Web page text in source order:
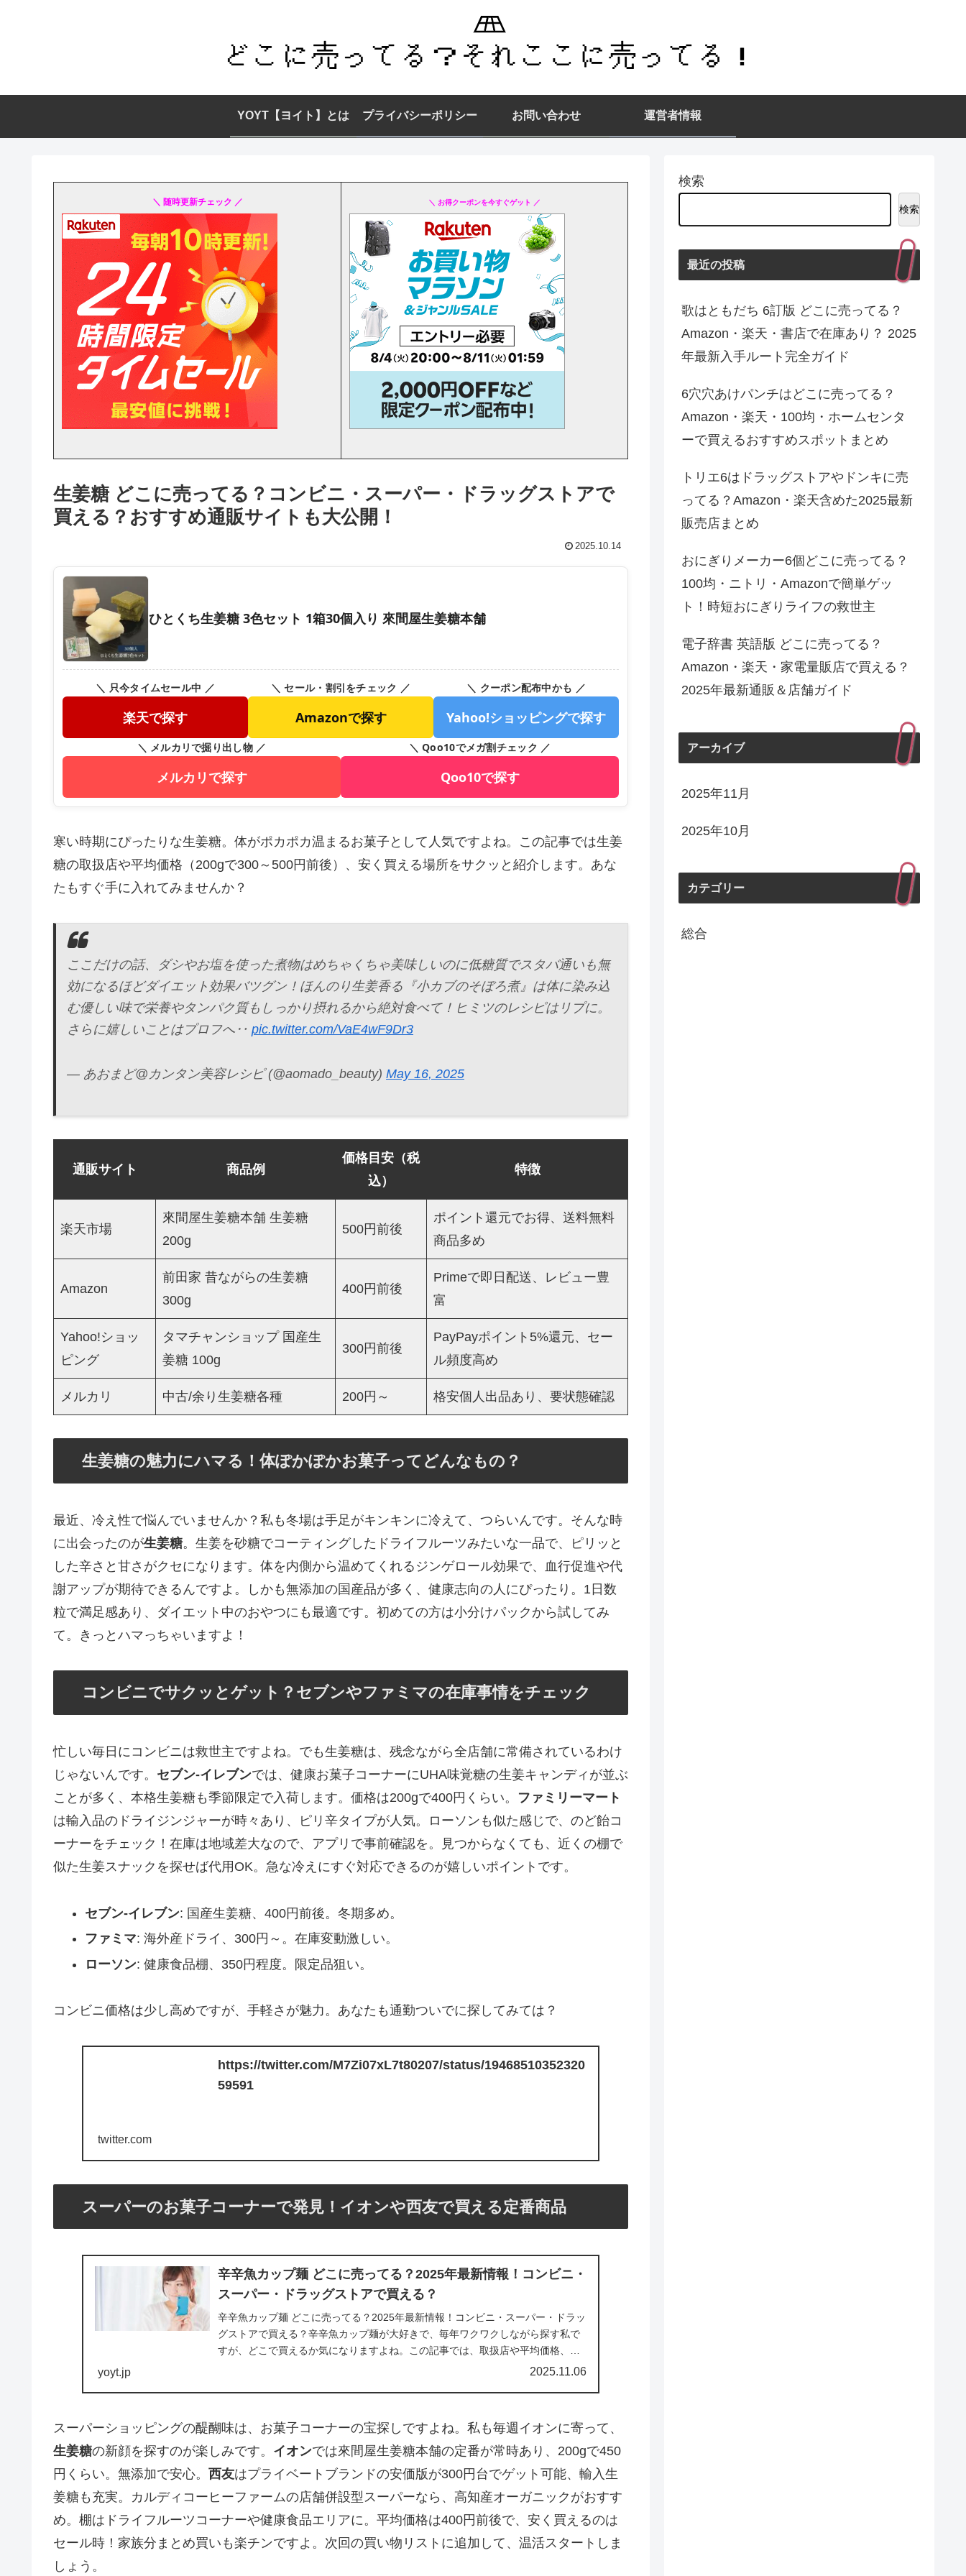
YOYT【ヨイト】とは プライバシーポリシー お問い合わせ 運営者情報
＼ 随時更新チェック ／ ＼ お得クーポンを今すぐゲット ／
生姜糖 どこに売ってる？コンビニ・スーパー・ドラッグストアで
買える？おすすめ通販サイトも大公開！
2025.10.14
ひとくち生姜糖 3色セット 1箱30個入り 來間屋生姜糖本舗
＼ 只今タイムセール中 ／
楽天で探す
＼ セール・割引をチェック ／
Amazonで探す
＼ クーポン配布中かも ／
Yahoo!ショッピングで探す
＼ メルカリで掘り出し物 ／
メルカリで探す
＼ Qoo10でメガ割チェック ／
Qoo10で探す
寒い時期にぴったりな生姜糖。体がポカポカ温まるお菓子として人気ですよね。この記事では生姜
糖の取扱店や平均価格（200gで300～500円前後）、安く買える場所をサクッと紹介します。あな
たもすぐ手に入れてみませんか？
ここだけの話、ダシやお塩を使った煮物はめちゃくちゃ美味しいのに低糖質でスタバ通いも無
効になるほどダイエット効果バツグン！ほんのり生姜香る『小カブのそぼろ煮』は体に染み込
む優しい味で栄養やタンパク質もしっかり摂れるから絶対食べて！ヒミツのレシピはリプに。
さらに嬉しいことはプロフへ‥ pic.twitter.com/VaE4wF9Dr3
— あおまど@カンタン美容レシピ (@aomado_beauty) May 16, 2025
通販サイト 商品例
価格目安（税
込）
特徴
楽天市場
來間屋生姜糖本舗 生姜糖
200g
500円前後
ポイント還元でお得、送料無料
商品多め
Amazon
前田家 昔ながらの生姜糖
300g
400円前後
Primeで即日配送、レビュー豊
富
Yahoo!ショッ
ピング
タマチャンショップ 国産生
姜糖 100g
300円前後
PayPayポイント5%還元、セー
ル頻度高め
メルカリ 中古/余り生姜糖各種 200円～ 格安個人出品あり、要状態確認
生姜糖の魅力にハマる！体ぽかぽかお菓子ってどんなもの？
最近、冷え性で悩んでいませんか？私も冬場は手足がキンキンに冷えて、つらいんです。そんな時
に出会ったのが生姜糖。生姜を砂糖でコーティングしたドライフルーツみたいな一品で、ピリッと
した辛さと甘さがクセになります。体を内側から温めてくれるジンゲロール効果で、血行促進や代
謝アップが期待できるんですよ。しかも無添加の国産品が多く、健康志向の人にぴったり。1日数
粒で満足感あり、ダイエット中のおやつにも最適です。初めての方は小分けパックから試してみ
て。きっとハマっちゃいますよ！
コンビニでサクッとゲット？セブンやファミマの在庫事情をチェック
忙しい毎日にコンビニは救世主ですよね。でも生姜糖は、残念ながら全店舗に常備されているわけ
じゃないんです。 セブン-イレブンでは、健康お菓子コーナーにUHA味覚糖の生姜キャンディが並ぶ
ことが多く、本格生姜糖も季節限定で入荷します。価格は200gで400円くらい。 ファミリーマート
は輸入品のドライジンジャーが時々あり、ピリ辛タイプが人気。ローソンも似た感じで、のど飴コ
ーナーをチェック！在庫は地域差大なので、アプリで事前確認を。見つからなくても、近くの棚で
似た生姜スナックを探せば代用OK。急な冷えにすぐ対応できるのが嬉しいポイントです。
セブン-イレブン: 国産生姜糖、400円前後。冬期多め。
ファミマ: 海外産ドライ、300円～。在庫変動激しい。
ローソン: 健康食品棚、350円程度。限定品狙い。
コンビニ価格は少し高めですが、手軽さが魅力。あなたも通勤ついでに探してみては？
https://twitter.com/M7Zi07xL7t80207/status/19468510352320
59591
twitter.com
スーパーのお菓子コーナーで発見！イオンや西友で買える定番商品
辛辛魚カップ麺 どこに売ってる？2025年最新情報！コンビニ・
スーパー・ドラッグストアで買える？
辛辛魚カップ麺 どこに売ってる？2025年最新情報！コンビニ・スーパー・ドラッ
グストアで買える？辛辛魚カップ麺が大好きで、毎年ワクワクしながら探す私で
すが、どこで買えるか気になりますよね。この記事では、取扱店や平均価格、安
yoyt.jp 2025.11.06
スーパーショッピングの醍醐味は、お菓子コーナーの宝探しですよね。私も毎週イオンに寄って、
生姜糖の新顔を探すのが楽しみです。 イオンでは來間屋生姜糖本舗の定番が常時あり、200gで450
円くらい。無添加で安心。 西友はプライベートブランドの安価版が300円台でゲット可能、輸入生
姜糖も充実。カルディコーヒーファームの店舗併設型スーパーなら、高知産オーガニックがおすす
め。棚はドライフルーツコーナーや健康食品エリアに。平均価格は400円前後で、安く買えるのは
セール時！家族分まとめ買いも楽チンですよ。次回の買い物リストに追加して、温活スタートしま
しょう。
検索
検索
最近の投稿
歌はともだち 6訂版 どこに売ってる？
Amazon・楽天・書店で在庫あり？ 2025
年最新入手ルート完全ガイド
6穴穴あけパンチはどこに売ってる？
Amazon・楽天・100均・ホームセンタ
ーで買えるおすすめスポットまとめ
トリエ6はドラッグストアやドンキに売
ってる？Amazon・楽天含めた2025最新
販売店まとめ
おにぎりメーカー6個どこに売ってる？
100均・ニトリ・Amazonで簡単ゲッ
ト！時短おにぎりライフの救世主
電子辞書 英語版 どこに売ってる？
Amazon・楽天・家電量販店で買える？
2025年最新通販＆店舗ガイド
アーカイブ
2025年11月
2025年10月
カテゴリー
総合